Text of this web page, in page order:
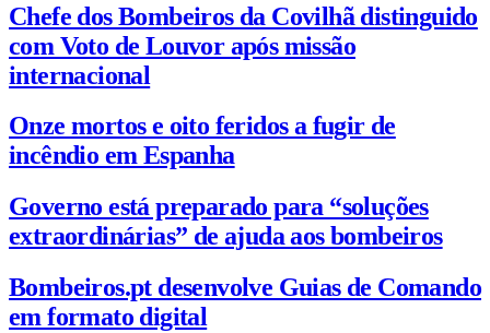
Chefe dos Bombeiros da Covilhã distinguido
com Voto de Louvor após missão
internacional
Onze mortos e oito feridos a fugir de
incêndio em Espanha
Governo está preparado para “soluções
extraordinárias” de ajuda aos bombeiros
Bombeiros.pt desenvolve Guias de Comando
em formato digital